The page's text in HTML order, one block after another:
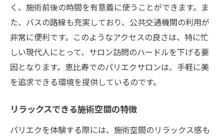
く、施術前後の時間を有意義に使うことができます。ま
た、バスの路線も充実しており、公共交通機関の利用が
非常に便利です。このようなアクセスの良さは、特に忙
しい現代人にとって、サロン訪問のハードルを下げる要
因となります。恵比寿でのパリエクサロンは、手軽に美
を追求できる環境を提供しているのです。
リラックスできる施術空間の特徴
パリエクを体験する際には、施術空間のリラックス感も